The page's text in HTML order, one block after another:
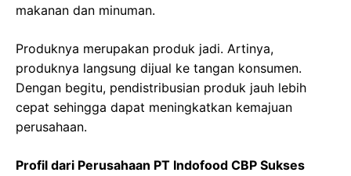
makanan dan minuman.
Produknya merupakan produk jadi. Artinya,
produknya langsung dijual ke tangan konsumen.
Dengan begitu, pendistribusian produk jauh lebih
cepat sehingga dapat meningkatkan kemajuan
perusahaan.
Profil dari Perusahaan PT Indofood CBP Sukses